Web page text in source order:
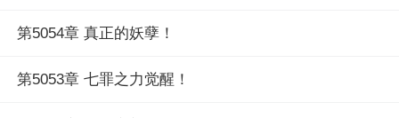
第5054章 真正的妖孽！
第5053章 七罪之力觉醒！